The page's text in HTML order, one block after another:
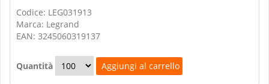
Codice: LEG031913
Marca: Legrand
EAN: 3245060319137
Quantità